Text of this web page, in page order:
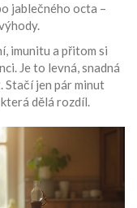
jablečného octa –
imunitu a přitom si
Je to levná, snadná
Stačí jen pár minut
dělá rozdíl.